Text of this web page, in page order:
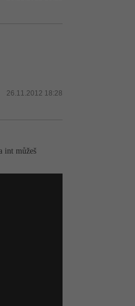
26.11.2012 18:28
int můžeš